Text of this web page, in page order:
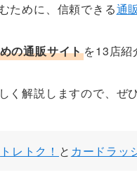
ために、信頼できる通
の通販サイトを13店紹
く解説しますので、ぜ
トレトク！ と カードラッ